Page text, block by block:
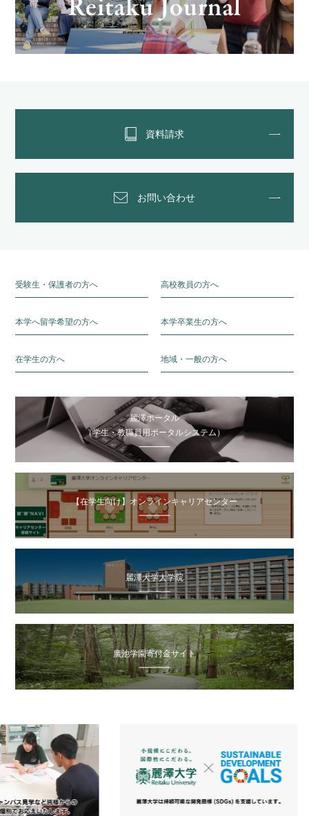
資料請求
お問い合わせ
受験生・保護者の方へ 高校教員の方へ
本学へ留学希望の方へ 本学卒業生の方へ
在学生の方へ 地域・一般の方へ
麗澤ポータル
（学生・教職員用ポータルシステム）
【在学生向け】オンラインキャリアセンター
麗澤大学大学院
廣池学園寄付金サイト